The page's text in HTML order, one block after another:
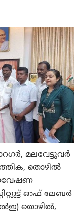
മലവേട്ടുവർ
തൊഴിൽ
ഗവേഷണ
ഓഫ് ലേബർ
തൊഴിൽ,